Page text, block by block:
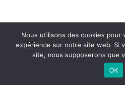
2015 anPad - RéalisationTicoët
Nous utilisons des cookies pour
expérience sur notre site web. Si
site, nous supposerons que
OK